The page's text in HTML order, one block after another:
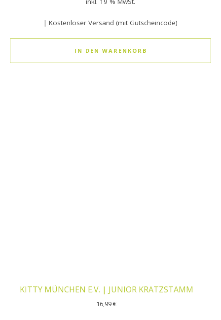
| Kostenloser Versand (mit Gutscheincode)
IN DEN WARENKORB
KITTY MÜNCHEN E.V. | JUNIOR KRATZSTAMM
16,99€